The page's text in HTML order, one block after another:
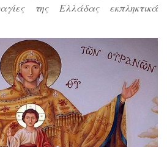
της Ελλάδας εκπληκτικά